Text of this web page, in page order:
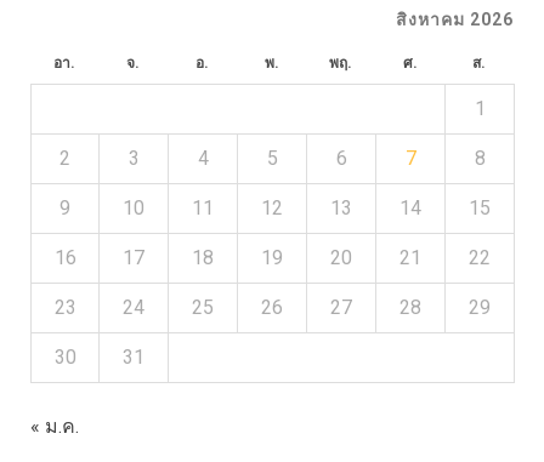
สิงหาคม 2026
อา. จ. อ. พ. พฤ. ศ. ส.
1
2 3 4 5 6 7 8
9 10 11 12 13 14 15
16 17 18 19 20 21 22
23 24 25 26 27 28 29
30 31
« ม.ค.